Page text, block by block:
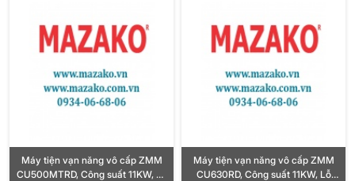
Máy tiện vạn năng vô cấp ZMM
CU500MTRD, Công suất 11KW, Lỗ
Máy tiện vạn năng vô cấp ZMM
CU630RD, Công suất 11KW, Lỗ